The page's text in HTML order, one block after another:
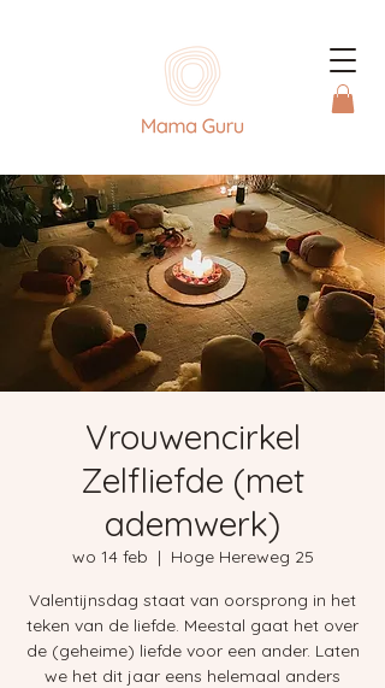
Vrouwencirkel
Zelfliefde (met
ademwerk)
wo 14 feb
  |
Hoge Hereweg 25
Valentijnsdag staat van oorsprong in het
teken van de liefde. Meestal gaat het over
de (geheime) liefde voor een ander. Laten
we het dit jaar eens helemaal anders